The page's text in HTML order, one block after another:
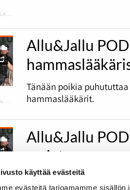
käyttää evästeitä
evästeitä tarjoamamme
1
housuja
Allu&Jallu
Tänään poikia
hammaslääkärit.
Allu&Jallu
sarjat
Tässä jaksossa puidaan